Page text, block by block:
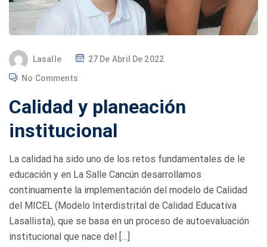
Lasalle
P
T
D
27 De Abril De 2022
No Comments
Calidad y planeación
institucional
La calidad ha sido uno de los retos fundamentales de le
educación y en La Salle Cancún desarrollamos
continuamente la implementación del modelo de Calidad
del MICEL (Modelo Interdistrital de Calidad Educativa
Lasallista), que se basa en un proceso de autoevaluación
institucional que nace del […]